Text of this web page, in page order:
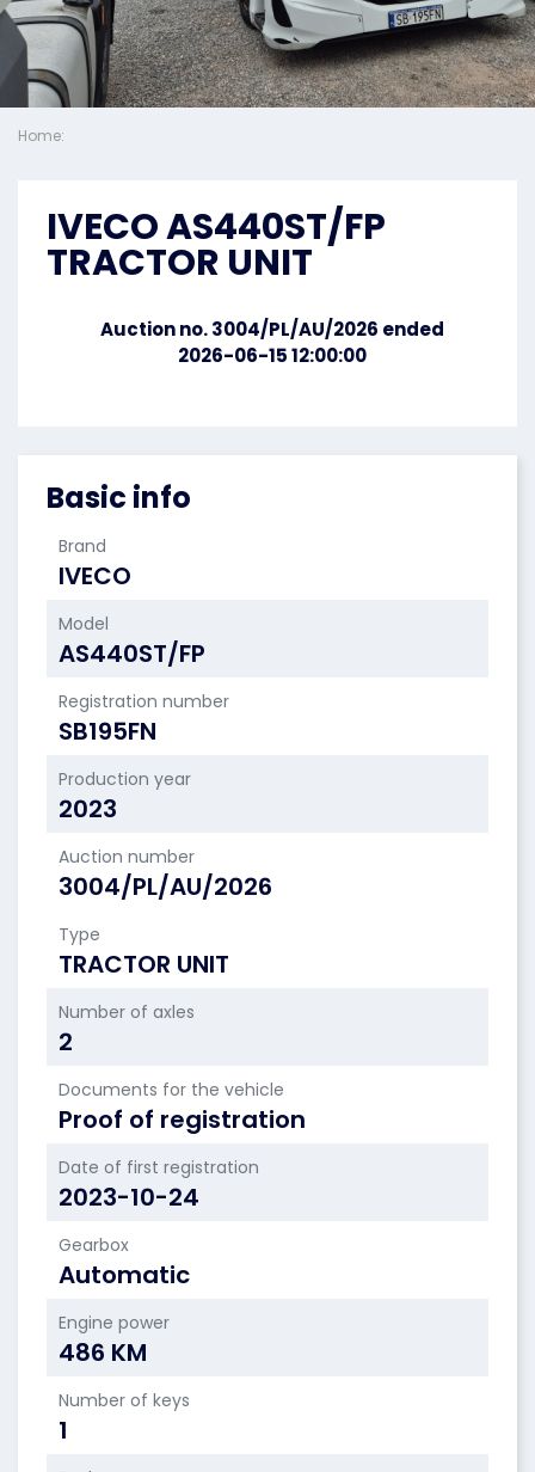
Home:
Basic info
Brand
IVECO
Model
AS440ST/FP
Registration number
SB195FN
Production year
2023
Auction number
3004/PL/AU/2026
Type
TRACTOR UNIT
Number of axles
2
Documents for the vehicle
Proof of registration
Date of first registration
2023-10-24
Gearbox
Automatic
Engine power
486 KM
Number of keys
1
IVECO AS440ST/FP
TRACTOR UNIT
Auction no. 3004/PL/AU/2026 ended
2026-06-15 12:00:00